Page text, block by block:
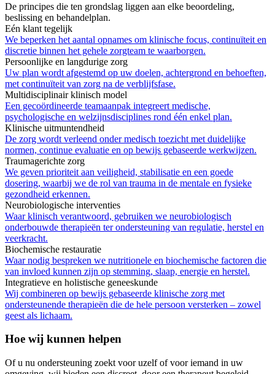
De principes die ten grondslag liggen aan elke beoordeling,
beslissing en behandelplan.
Eén klant tegelijk
We beperken het aantal opnames om klinische focus, continuïteit en
discretie binnen het gehele zorgteam te waarborgen.
Persoonlijke en langdurige zorg
Uw plan wordt afgestemd op uw doelen, achtergrond en behoeften,
met continuïteit van zorg na de verblijfsfase.
Multidisciplinair klinisch model
Een gecoördineerde teamaanpak integreert medische,
psychologische en welzijnsdisciplines rond één enkel plan.
Klinische uitmuntendheid
De zorg wordt verleend onder medisch toezicht met duidelijke
normen, continue evaluatie en op bewijs gebaseerde werkwijzen.
Traumagerichte zorg
We geven prioriteit aan veiligheid, stabilisatie en een goede
dosering, waarbij we de rol van trauma in de mentale en fysieke
gezondheid erkennen.
Neurobiologische interventies
Waar klinisch verantwoord, gebruiken we neurobiologisch
onderbouwde therapieën ter ondersteuning van regulatie, herstel en
veerkracht.
Biochemische restauratie
Waar nodig bespreken we nutritionele en biochemische factoren die
van invloed kunnen zijn op stemming, slaap, energie en herstel.
Integratieve en holistische geneeskunde
Wij combineren op bewijs gebaseerde klinische zorg met
ondersteunende therapieën die de hele persoon versterken – zowel
geest als lichaam.
Hoe wij kunnen helpen
Of u nu ondersteuning zoekt voor uzelf of voor iemand in uw